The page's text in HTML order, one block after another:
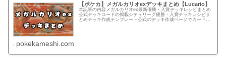
【ポケカ】メガルカリオexデッキまとめ【Lucario】
本記事の内容メガルカリオex最新優勝・入賞デッキレシピまとめ
公式デッキコードの掲載シティリーグ優勝・入賞デッキレシピま
とめデッキ作成テンプレート公式のデッキ作成ページでカードを
pokekameshi.com